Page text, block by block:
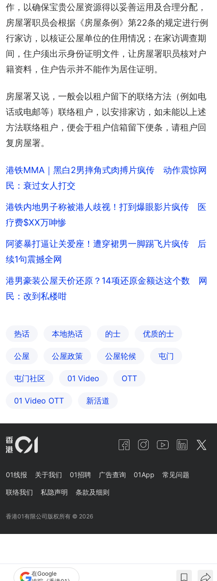
作，以确保宝贵公屋资源得以妥善运用及合理分配，
房屋署职员会根据《房屋条例》第22条的规定进行例
行家访，以核证公屋单位的住用情况；在家访调查期
间，住户须出示身份证明文件，让房屋署职员核对户
籍资料，住户告示并不能作为居住证明。
房屋署又说，一般会以租户留下的联络方法（例如电
话或电邮等）联络租户，以安排家访，如未能以上述
方法联络租户，便会于租户信箱留下便条，请租户回
复房屋署。
港铁MMA｜黑白2男摔角式肉搏片疯传 动作震惊网
民：衰过女人打交
港铁内地男子称被港人歧视！打到爆眼影片疯传 医
疗费$XX万呻惨
阿婆暴打逼让关爱座！遭穿裙男一脚踢飞片疯传 后
续1句震撼全网
港男豪装公屋天价还原？14项还原金额达这个数 网
民：改到私楼咁
热话 本地热话 的士 优质的士
公屋 公屋政策 公屋轮候 屯门
屯门社区 01 Video OTT
01‌ ‌Video‌ ‌OTT 新活道
在Google
01线报 关于我们 01招聘 广告查询 01App 常见问题
联络我们 私隐声明 条款及细则
香港01有限公司版权所有 © 2026